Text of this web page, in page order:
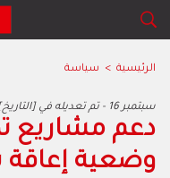
الرئيسية > سياسة
2025 سبتمبر 16 - تم تعديله في [التاريخ]
دعم مشاريع
وضعية إعاقة